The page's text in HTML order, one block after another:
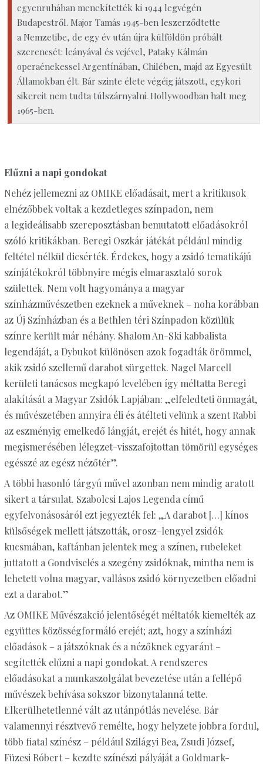
egyenruhában menekítették ki 1944 legvégén
Budapestről. Major Tamás 1945-ben leszerződtette
a Nemzetibe, de egy év után újra külföldön próbált
szerencsét: leányával és vejével, Pataky Kálmán
operaénekessel Argentínában, Chilében, majd az Egyesült
Államokban élt. Bár szinte élete végéig játszott, egykori
sikereit nem tudta túlszárnyalni. Hollywoodban halt meg
1965-ben.
Elűzni a napi gondokat
Nehéz jellemezni az OMIKE előadásait, mert a kritikusok
elnézőbbek voltak a kezdetleges színpadon, nem
a legideálisabb szereposztásban bemutatott előadásokról
szóló kritikákban. Beregi Oszkár játékát például mindig
feltétel nélkül dicsérték. Érdekes, hogy a zsidó tematikájú
színjátékokról többnyire mégis elmarasztaló sorok
születtek. Nem volt hagyománya a magyar
színházművészetben ezeknek a műveknek – noha korábban
az Új Színházban és a Bethlen téri Színpadon közülük
színre került már néhány. Shalom An-Ski kabbalista
legendáját, a Dybukot különösen azok fogadták örömmel,
akik zsidó szellemű darabot sürgettek. Nagel Marcell
kerületi tanácsos megkapó levelében így méltatta Beregi
alakítását a Magyar Zsidók Lapjában: „elfeledteti önmagát,
és művészetében annyira éli és átélteti velünk a szent Rabbi
az eszményig emelkedő lángját, erejét és hitét, hogy annak
megismerésében lélegzet-visszafojtottan tömörül egységes
egésszé az egész nézőtér”.
A többi hasonló tárgyú művel azonban nem mindig aratott
sikert a társulat. Szabolcsi Lajos Legenda című
egyfelvonásosáról ezt jegyezték fel: „A darabot […] kínos
külsőségek mellett játszották, orosz–lengyel zsidók
kucsmában, kaftánban jelentek meg a színen, rubeleket
juttatott a Gondviselés a szegény zsidóknak, mintha nem is
lehetett volna magyar, vallásos zsidó környezetben előadni
ezt a darabot.”
Az OMIKE Művészakció jelentőségét méltatók kiemelték az
együttes közösségformáló erejét; azt, hogy a színházi
előadások – a játszóknak és a nézőknek egyaránt –
segítették elűzni a napi gondokat. A rendszeres
előadásokat a munkaszolgálat bevezetése után a fellépő
művészek behívása sokszor bizonytalanná tette.
Elkerülhetetlenné vált az utánpótlás nevelése. Bár
valamennyi résztvevő remélte, hogy helyzete jobbra fordul,
több fiatal színész – például Szilágyi Bea, Zsudi József,
Füzesi Róbert – kezdte színészi pályáját a Goldmark-